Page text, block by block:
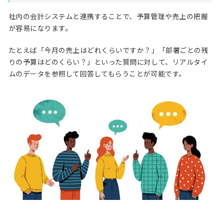
社内の会計システムと連携することで、予算管理や売上の把握
が容易になります。
たとえば「今月の売上はどれくらいですか？」「部署ごとの残
りの予算はどのくらい？」といった質問に対して、リアルタイ
ムのデータを参照して回答してもらうことが可能です。